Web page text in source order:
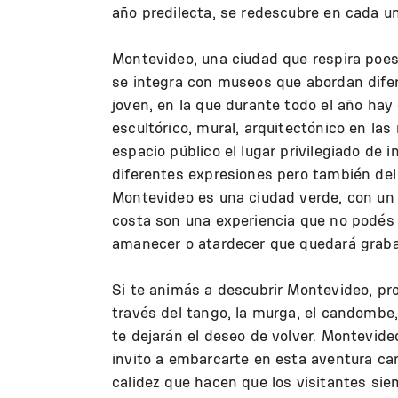
año predilecta, se redescubre en cada
Montevideo, una ciudad que respira
se integra con museos que abordan
joven, en la que durante todo el año
escultórico, mural, arquitectónico en
espacio público el lugar privilegiado de
diferentes expresiones pero también
Montevideo es una ciudad verde, con
costa son una experiencia que no
amanecer o atardecer que quedará
Si te animás a descubrir Montevideo,
través del tango, la murga, el
te dejarán el deseo de volver.
invito a embarcarte en esta aventura
calidez que hacen que los visitantes